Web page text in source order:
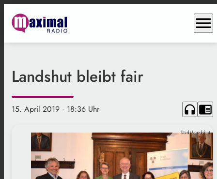
menu
Landshut bleibt fair
15. April 2019 · 18:36 Uhr headphones chrome_reader_mode
Stadt Landshut